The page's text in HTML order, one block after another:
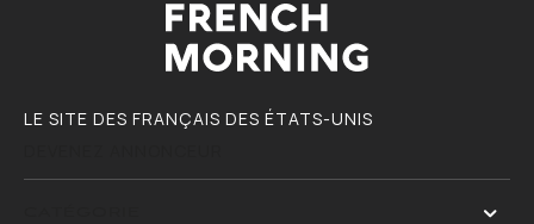
LE SITE DES FRANÇAIS DES ÉTATS-UNIS